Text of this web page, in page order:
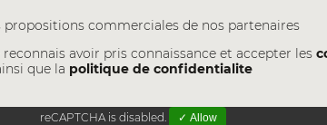
propositions commerciales de nos partenaires
avoir pris connaissance et accepter les
que la politique de confidentialite
reCAPTCHA is disabled. ✓ Allow